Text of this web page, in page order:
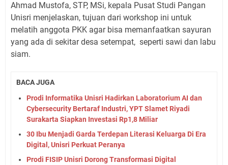
Ahmad Mustofa, STP, MSi, kepala Pusat Studi Pangan
Unisri menjelaskan, tujuan dari workshop ini untuk
melatih anggota PKK agar bisa memanfaatkan sayuran
yang ada di sekitar desa setempat, seperti sawi dan labu
siam.
BACA JUGA
Prodi Informatika Unisri Hadirkan Laboratorium AI dan
Cybersecurity Bertaraf Industri, YPT Slamet Riyadi
Surakarta Siapkan Investasi Rp1,8 Miliar
30 Ibu Menjadi Garda Terdepan Literasi Keluarga Di Era
Digital, Unisri Perkuat Peranya
Prodi FISIP Unisri Dorong Transformasi Digital